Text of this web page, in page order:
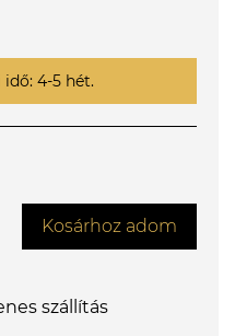
4-5 hét.
Kosárhoz adom
szállítás